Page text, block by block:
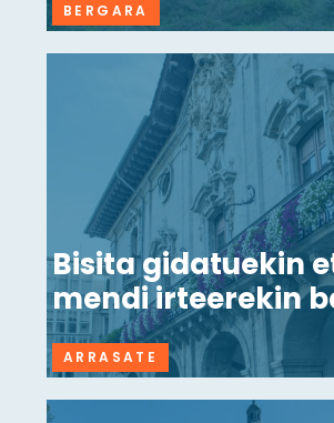
BERGARA
Bisita gidatuekin
mendi irteerekin
ARRASATE